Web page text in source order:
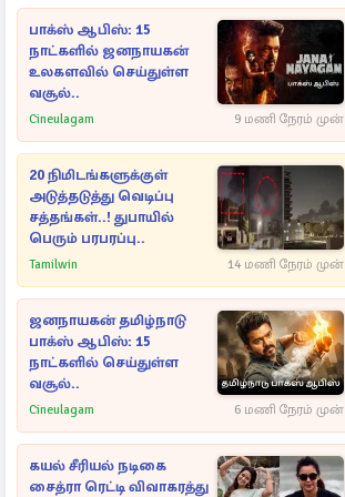
பாக்ஸ் ஆபிஸ்: 15
நாட்களில் ஜனநாயகன்
உலகளவில் செய்துள்ள
வசூல்..
Cineulagam 9 மணி நேரம் முன்
20 நிமிடங்களுக்குள்
அடுத்தடுத்து வெடிப்பு
சத்தங்கள்..! துபாயில்
பெரும் பரபரப்பு..
Tamilwin 14 மணி நேரம் முன்
ஜனநாயகன் தமிழ்நாடு
பாக்ஸ் ஆபிஸ்: 15
நாட்களில் செய்துள்ள
வசூல்..
Cineulagam 6 மணி நேரம் முன்
கயல் சீரியல் நடிகை
சைத்ரா ரெட்டி விவாகரத்து